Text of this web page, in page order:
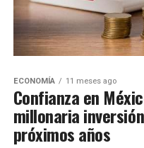
ECONOMÍA 11 meses ago
Confianza en
millonaria
próximos años